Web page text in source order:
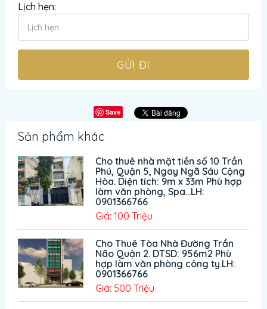
Lịch hẹn:
Save
Sản phẩm khác
Cho thuê nhà mặt tiền số 10 Trần
Phú, Quận 5, Ngay Ngã Sáu Cộng
Hòa. Diện tích: 9m x 33m Phù hợp
làm văn phòng, Spa...LH:
0901366766
Giá: 100 Triệu
Cho Thuê Tòa Nhà Đường Trần
Não Quận 2. DTSD: 956m2 Phù
hợp làm văn phòng công ty.LH:
0901366766
Giá: 500 Triệu